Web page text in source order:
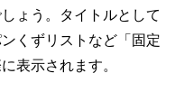
ょう。タイトルとして
くずリストなど「固定
表示されます。